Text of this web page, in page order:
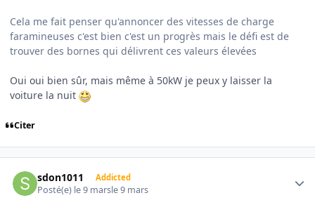
Cela me fait penser qu'annoncer des vitesses de charge
faramineuses c'est bien c'est un progrès mais le défi est de
trouver des bornes qui délivrent ces valeurs élevées
Oui oui bien sûr, mais même à 50kW je peux y laisser la
voiture la nuit
Citer
sdon1011 Addicted
Posté(e) le 9 marsle 9 mars